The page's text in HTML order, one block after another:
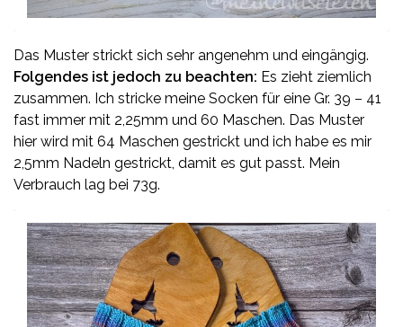
Das Muster strickt sich sehr angenehm und eingängig.
Folgendes ist jedoch zu beachten: Es zieht ziemlich
zusammen. Ich stricke meine Socken für eine Gr. 39 – 41
fast immer mit 2,25mm und 60 Maschen. Das Muster
hier wird mit 64 Maschen gestrickt und ich habe es mir
2,5mm Nadeln gestrickt, damit es gut passt. Mein
Verbrauch lag bei 73g.